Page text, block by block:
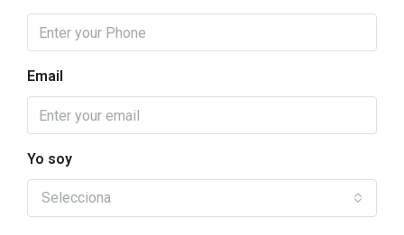
Email
Yo soy
Selecciona